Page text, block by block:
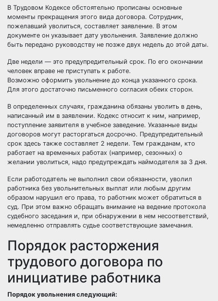
В Трудовом Кодексе обстоятельно прописаны основные
моменты прекращения этого вида договора. Сотрудник,
пожелавший уволиться, составляет заявление. В этом
документе он указывает дату увольнения. Заявление должно
быть передано руководству не позже двух недель до этой даты.
Две недели — это предупредительный срок. По его окончании
человек вправе не приступать к работе.
Возможно оформить увольнение до конца указанного срока.
Для этого достаточно письменного согласия обеих сторон.
В определенных случаях, гражданина обязаны уволить в день,
написанный им в заявлении. Кодекс относит к ним, например,
поступление заявителя в учебное заведение. Указанные виды
договоров могут расторгаться досрочно. Предупредительный
срок здесь также составляет 2 недели. Тем гражданам, кто
работает на временных работах (например, сезонных) о
желании уволиться, надо предупреждать наймодателя за 3 дня.
Если работодатель не выполнил свои обязанности, уволил
работника без увольнительных выплат или любым другим
образом нарушил его права, то работник может обратиться в
суд. При этом важно обращать внимание на ведение протокола
судебного заседания и, при обнаружении в нем несоответствий,
немедленно отправлять судье соответствующие замечания.
Порядок расторжения
трудового договора по
инициативе работника
Порядок увольнения следующий: